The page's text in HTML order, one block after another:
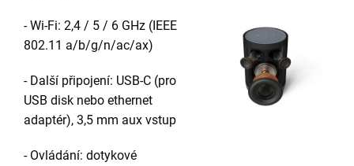
- Wi-Fi: 2,4 / 5 / 6 GHz (IEEE
802.11 a/b/g/n/ac/ax)
- Další připojení: USB-C (pro
USB disk nebo ethernet
adaptér), 3,5 mm aux vstup
- Ovládání: dotykové